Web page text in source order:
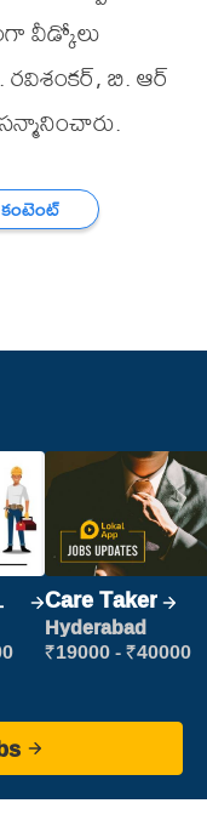
వీడ్కోలు
బి. ఆర్
Care Taker
Hyderabad
₹19000 - ₹40000